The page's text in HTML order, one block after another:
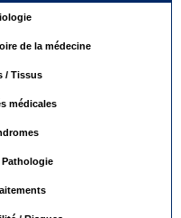
de la médecine
/ Tissus
médicales
Pathologie